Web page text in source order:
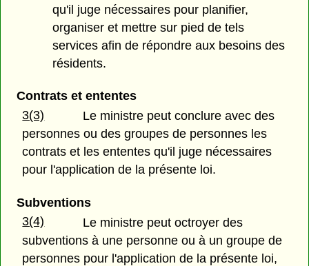
qu'il juge nécessaires pour planifier,
organiser et mettre sur pied de tels
services afin de répondre aux besoins des
résidents.
Contrats et ententes
3(3)
Le ministre peut conclure avec des
personnes ou des groupes de personnes les
contrats et les ententes qu'il juge nécessaires
pour l'application de la présente loi.
Subventions
3(4)
Le ministre peut octroyer des
subventions à une personne ou à un groupe de
personnes pour l'application de la présente loi,